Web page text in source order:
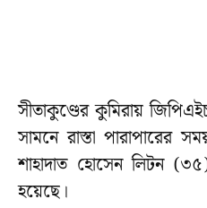
সীতাকুণ্ডের কুমিরায়
সামনে রাস্তা পারাপারের
শাহাদাত হোসেন লিটন
হয়েছে।